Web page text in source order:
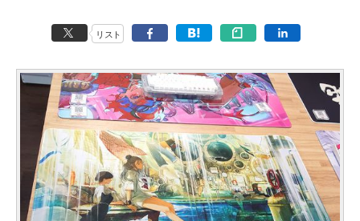
リスト